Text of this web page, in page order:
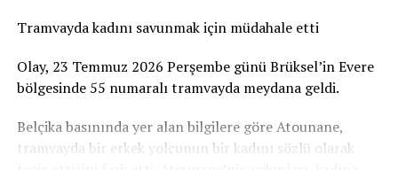
Tramvayda kadını savunmak için müdahale etti
Olay, 23 Temmuz 2026 Perşembe günü Brüksel’in Evere
bölgesinde 55 numaralı tramvayda meydana geldi.
Belçika basınında yer alan bilgilere göre Atounane,
tramvayda bir erkek yolcunun bir kadını sözlü olarak